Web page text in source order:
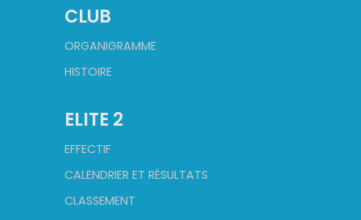
CLUB
ORGANIGRAMME
HISTOIRE
ELITE 2
EFFECTIF
CALENDRIER ET RÉSULTATS
CLASSEMENT